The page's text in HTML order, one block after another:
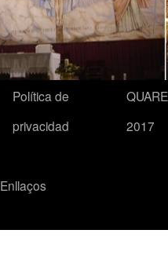
Política de
privacidad
2017
Enllaços